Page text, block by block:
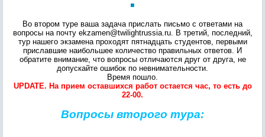
Во втором туре ваша задача прислать письмо с ответами на
вопросы на почту ekzamen@twilightrussia.ru. В третий, последний,
тур нашего экзамена проходят пятнадцать студентов, первыми
приславшие наибольшее количество правильных ответов. И
обратите внимание, что вопросы отличаются друг от друга, не
допускайте ошибок по невнимательности.
Время пошло.
UPDATE. На прием оставшихся работ остается час, то есть до
22-00.
Вопросы второго тура: